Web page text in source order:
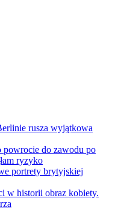
rusza wyjątkowa
do zawodu po
ryzyko
portrety brytyjskiej
w historii obraz kobiety.